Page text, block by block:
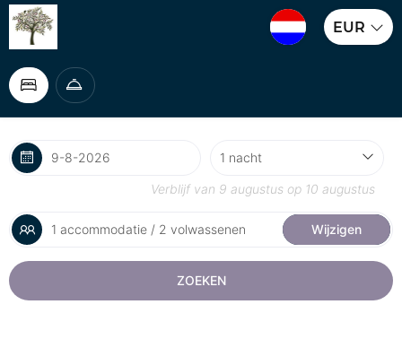
EUR
Verblijf van 9 augustus op 10 augustus
1 accommodatie / 2 volwassenen Wijzigen